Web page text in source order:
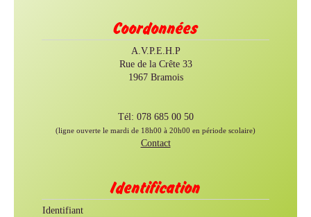
Coordonnées
A.V.P.E.H.P
Rue de la Crête 33
1967 Bramois
Tél: 078 685 00 50
(ligne ouverte le mardi de 18h00 à 20h00 en période scolaire)
Contact
Identification
Identifiant